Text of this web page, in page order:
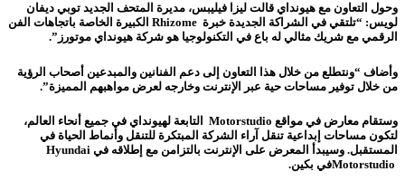
وحول التعاون مع هيونداي قالت ليزا فيليبس، مديرة المتحف الجديد توبي ديفان
لويس: “تلتقي في الشراكة الجديدة خبرة Rhizome الكبيرة الخاصة باتجاهات الفن
الرقمي مع شريك مثالي له باع في التكنولوجيا هو شركة هيونداي موتورز”.
وأضاف “ونتطلع من خلال هذا التعاون إلى دعم الفنانين والمبدعين أصحاب الرؤية
من خلال توفير مساحات حية عبر الإنترنت وخارجه لعرض مواهبهم المميزة”.
وستقام معارض في مواقع Motorstudio التابعة لهيونداي في جميع أنحاء العالم،
لتكون مساحات إبداعية تنقل آراء الشركة المبتكرة للتنقل وأنماط الحياة في
المستقبل. وسيبدأ المعرض على الإنترنت بالتزامن مع إطلاقه في Hyundai
Motorstudioفي بكين.